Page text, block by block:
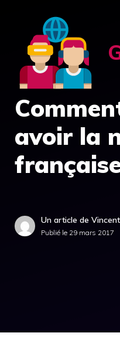
contenu
avoir la
Un article de Vincent
Publié le 29 mars 2017